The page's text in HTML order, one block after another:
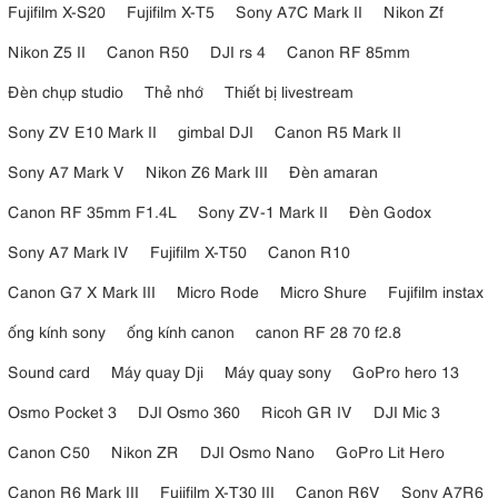
hiện tượng rung máy để thúc đẩy chụp ảnh cầm tay sắc nét hơn.
tương đương 28mm tích hợp làm cho nó nhỏ hơn và hiệu quả
Ricoh GR III có hệ thống giảm rung ba trục, bốn điểm dừng hoạt
động thực sự hiệu quả khi chụp thiếu sáng
Fujifilm X-S20
Fujifilm X-T5 Sony A7C Mark II
Nikon Zf
Nikon Z5 II
Canon R50 DJI rs 4
Canon RF 85mm
Đèn chụp studio
Thẻ nhớ
Thiết bị livestream
Sony ZV E10 Mark II
gimbal DJI
Canon R5 Mark II
Sony A7 Mark V
Nikon Z6 Mark III
Đèn amaran
Canon RF 35mm F1.4L
Sony ZV-1 Mark II
Đèn Godox
Sony A7 Mark IV
Fujifilm X-T50
Canon R10
Canon G7 X Mark III
Micro Rode Micro Shure
Fujifilm instax
ống kính sony
ống kính canon
canon RF 28 70 f2.8
Sound card
Máy quay Dji Máy quay sony
GoPro hero 13
Osmo Pocket 3
DJI Osmo 360 Ricoh GR IV
DJI Mic 3
Canon C50
Nikon ZR DJI Osmo Nano
GoPro Lit Hero
Canon R6 Mark III
Fujifilm X-T30 III Canon R6V
Sony A7R6